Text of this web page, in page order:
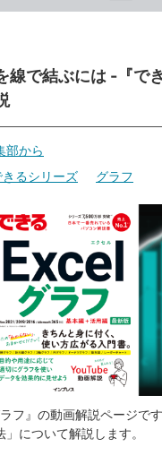
線で結ぶには -『で
部から
きるシリーズ グラフ
フ』の動画解説ページで
」について解説します。